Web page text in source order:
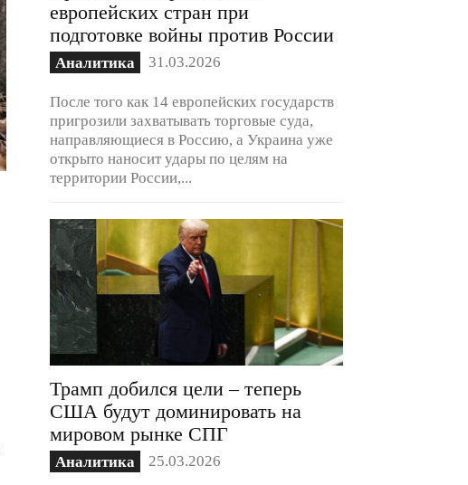
европейских стран при
подготовке войны против России
Аналитика 31.03.2026
После того как 14 европейских государств
пригрозили захватывать торговые суда,
направляющиеся в Россию, а Украина уже
открыто наносит удары по целям на
территории России,...
Трамп добился цели – теперь
США будут доминировать на
мировом рынке СПГ
Аналитика 25.03.2026